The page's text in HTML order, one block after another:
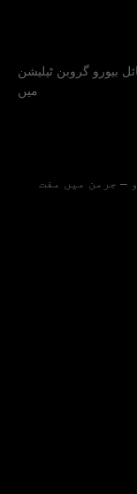
بیورو گروبن ٹیلیشن
میں
– جرمن میں مفت